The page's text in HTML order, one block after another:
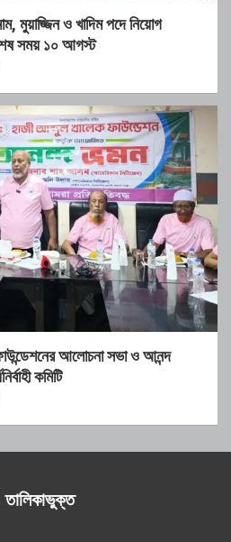
মুয়াজ্জিন ও খাদিম পদে নিয়োগ
সময় ১০ আগস্ট
আলোচনা সভা ও আনন্দ
কমিটি
তালিকাভুক্ত